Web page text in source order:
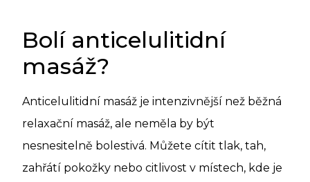
Bolí anticelulitidní
masáž?
Anticelulitidní masáž je intenzivnější než běžná
relaxační masáž, ale neměla by být
nesnesitelně bolestivá. Můžete cítit tlak, tah,
zahřátí pokožky nebo citlivost v místech, kde je